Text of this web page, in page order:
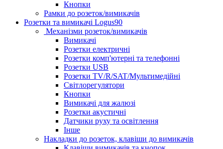
Кнопки
Рамки до розеток/вимикачів
Розетки та вимикачі Logus90
Механізми розеток/вимикачів
Вимикачі
Розетки електричні
Розетки комп'ютерні та телефонні
Розетки USB
Розетки TV/R/SAT/Мультимедійні
Світлорегулятори
Кнопки
Вимикачі для жалюзі
Розетки акустичні
Датчики руху та освітлення
Інше
Накладки до розеток, клавіши до вимикачів